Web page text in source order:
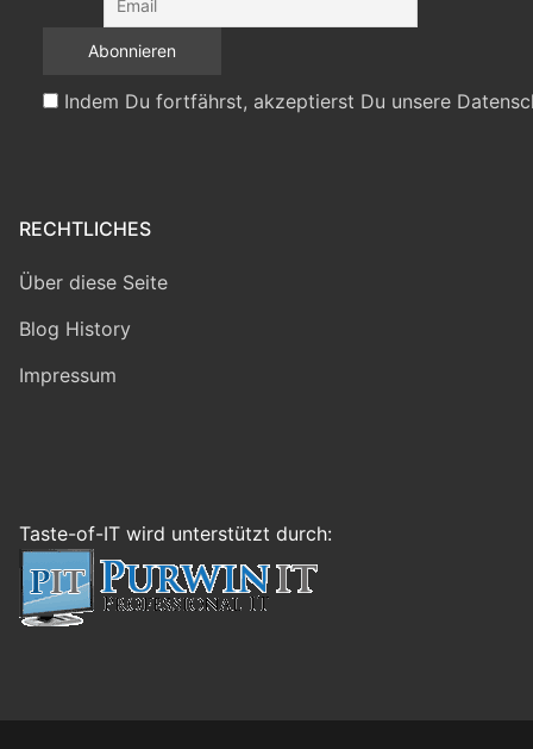
Indem Du fortfährst, akzeptierst Du unsere
RECHTLICHES
Über diese Seite
Blog History
Impressum
Taste-of-IT wird unterstützt durch: